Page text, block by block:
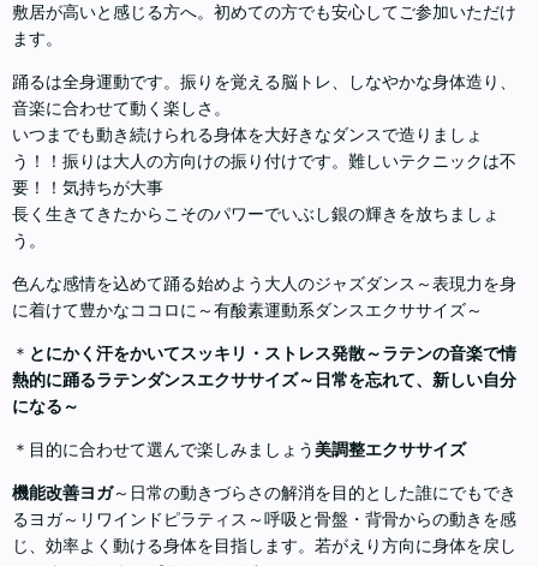
敷居が高いと感じる方へ。初めての方でも安心してご参加いただけ
ます。
踊るは全身運動です。振りを覚える脳トレ、しなやかな身体造り、
音楽に合わせて動く楽しさ。
いつまでも動き続けられる身体を大好きなダンスで造りましょ
う！！振りは大人の方向けの振り付けです。難しいテクニックは不
要！！気持ちが大事
長く生きてきたからこそのパワーでいぶし銀の輝きを放ちましょ
う。
色んな感情を込めて踊る始めよう大人のジャズダンス～表現力を身
に着けて豊かなココロに～有酸素運動系ダンスエクササイズ～
＊ とにかく汗をかいてスッキリ・ストレス発散～ラテンの音楽で情
熱的に踊るラテンダンスエクササイズ～日常を忘れて、新しい自分
になる～
＊目的に合わせて選んで楽しみましょう美調整エクササイズ
機能改善ヨガ～日常の動きづらさの解消を目的とした誰にでもでき
るヨガ～リワインドピラティス～呼吸と骨盤・背骨からの動きを感
じ、効率よく動ける身体を目指します。若がえり方向に身体を戻し